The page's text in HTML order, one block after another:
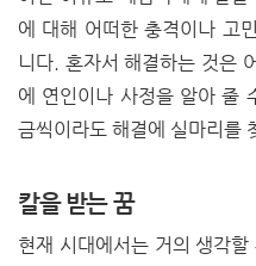
에 대해 어떠한 충격이나 고
니다. 혼자서 해결하는 것은
에 연인이나 사정을 알아 줄
금씩이라도 해결에 실마리를
칼을 받는 꿈
현재 시대에서는 거의 생각